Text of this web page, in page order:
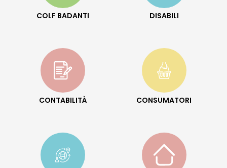
COLF BADANTI DISABILI
CONTABILITÀ CONSUMATORI